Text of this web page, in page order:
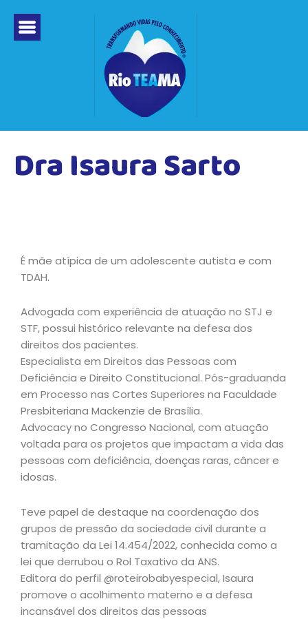
para
Dra Isaura Sarto
É mãe atípica de um adolescente autista e com
TDAH.
Advogada com experiência de atuação no STJ e
STF, possui histórico relevante na defesa dos
direitos dos pacientes.
Especialista em Direitos das Pessoas com
Deficiência e Direito Constitucional. Pós-graduanda
em Processo nas Cortes Superiores na Faculdade
Presbiteriana Mackenzie de Brasília.
Advocacy no Congresso Nacional, com atuação
voltada para os projetos que impactam a vida das
pessoas com deficiência, doenças raras, câncer e
idosas.
Teve papel de destaque na coordenação dos
grupos de pressão da sociedade civil durante a
tramitação da Lei 14.454/2022, conhecida como a
lei que derrubou o Rol Taxativo da ANS.
Editora do perfil @roteirobabyespecial, Isaura
promove o acolhimento materno e a defesa
incansável dos direitos das pessoas